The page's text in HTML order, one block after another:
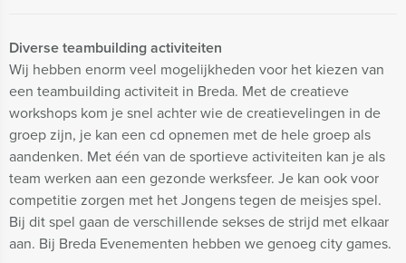
Diverse teambuilding activiteiten
Wij hebben enorm veel mogelijkheden voor het kiezen van
een teambuilding activiteit in Breda. Met de creatieve
workshops kom je snel achter wie de creatievelingen in de
groep zijn, je kan een cd opnemen met de hele groep als
aandenken. Met één van de sportieve activiteiten kan je als
team werken aan een gezonde werksfeer. Je kan ook voor
competitie zorgen met het Jongens tegen de meisjes spel.
Bij dit spel gaan de verschillende sekses de strijd met elkaar
aan. Bij Breda Evenementen hebben we genoeg city games.